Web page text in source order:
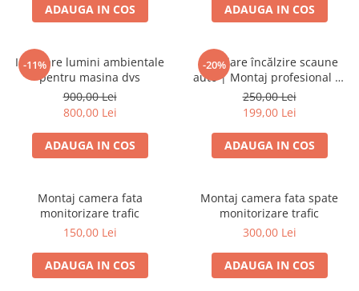
CD Playere Auto
Difuzoare, boxe auto coaxiale
Difuzoare-Sisteme / Componente
Insonorizant Auto
Vibro absorbant
Sigurante
Electrice, Electronice Auto
Accesorii alarme auto
Alarme auto Alarme masina
Detectoare Radar
ADAUGA IN COS ADAUGA IN COS
-11%
Instalare lumini ambientale
pentru masina dvs
900,00 Lei
800,00 Lei
ADAUGA IN COS
-20%
Instalare încălzire scaune
auto | Montaj profesional —
Auto100.ro
250,00 Lei
199,00 Lei
ADAUGA IN COS
Montaj camera fata
monitorizare trafic
150,00 Lei
ADAUGA IN COS
Montaj camera fata spate
monitorizare trafic
300,00 Lei
ADAUGA IN COS